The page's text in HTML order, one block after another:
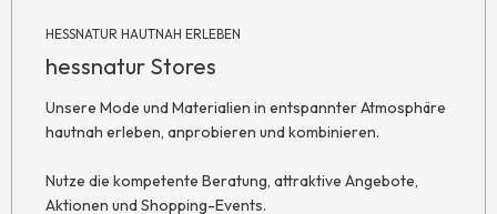
HESSNATUR HAUTNAH ERLEBEN
hessnatur Stores
Unsere Mode und Materialien in entspannter Atmosphäre
hautnah erleben, anprobieren und kombinieren.
Nutze die kompetente Beratung, attraktive Angebote,
Aktionen und Shopping-Events.